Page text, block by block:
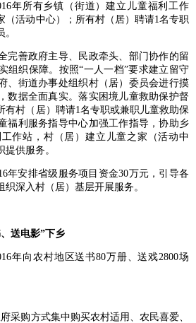
所有乡镇（街道）建立儿童福利工作
（活动中心）；所有村（居）聘请1名专职
善政府主导、民政牵头、部门协作的留
组织保障。按照“一人一档”要求建立留守
、街道办事处组织村（居）委员会进行摸
数据全面真实。落实困境儿童救助保护督
有村（居）聘请1名专职或兼职儿童救助保
福利服务指导中心加强工作指导，协助乡
作站，村（居）建立儿童之家（活动中
供服务。
安排省级服务项目资金30万元，引导各
深入村（居）基层开展服务。
送电影”下乡
向农村地区送书80万册、送戏2800场
购方式集中购买农村适用、农民喜爱、